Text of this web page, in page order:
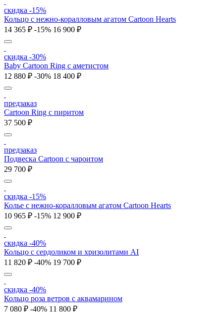
скидка -15%
Кольцо c нежно-коралловым агатом Cartoon Hearts
14 365 ₽ -15% 16 900 ₽
скидка -30%
Baby Cartoon Ring с аметистом
12 880 ₽ -30% 18 400 ₽
предзаказ
Cartoon Ring с пиритом
37 500 ₽
предзаказ
Подвеска Cartoon c чароитом
29 700 ₽
скидка -15%
Колье c нежно-коралловым агатом Cartoon Hearts
10 965 ₽ -15% 12 900 ₽
скидка -40%
Кольцо с сердоликом и хризолитами AI
11 820 ₽ -40% 19 700 ₽
скидка -40%
Кольцо роза ветров с аквамарином
7 080 ₽ -40% 11 800 ₽